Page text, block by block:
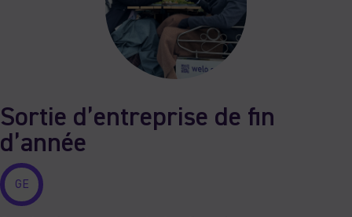
Sortie d’entreprise de fin
d’année
GE